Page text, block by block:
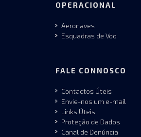
OPERACIONAL
Aeronaves
Esquadras de Voo
FALE CONNOSCO
Contactos Úteis
Envie-nos um e-mail
Links Úteis
Proteção de Dados
Canal de Denúncia